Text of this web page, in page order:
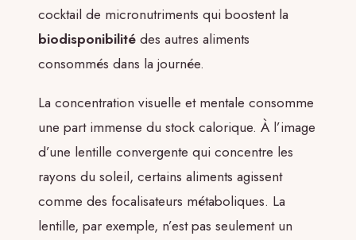
cocktail de micronutriments qui boostent la
biodisponibilité des autres aliments
consommés dans la journée.
La concentration visuelle et mentale consomme
une part immense du stock calorique. À l’image
d’une lentille convergente qui concentre les
rayons du soleil, certains aliments agissent
comme des focalisateurs métaboliques. La
lentille, par exemple, n’est pas seulement un